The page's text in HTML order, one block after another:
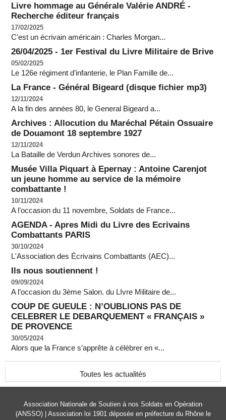
Livre hommage au Générale Valérie ANDRÉ -
Recherche éditeur français
17/02/2025
C'est un écrivain américain : Charles Morgan...
26/04/2025 - 1er Festival du Livre Militaire de Brive
05/02/2025
Le 126e régiment d’infanterie, le Plan Famille de...
La France - Général Bigeard (disque fichier mp3)
12/11/2024
A la fin des années 80, le General Bigeard a...
Archives : Allocution du Maréchal Pétain Ossuaire
de Douamont 18 septembre 1927
12/11/2024
La Bataille de Verdun Archives sonores de...
Musée Villa Piquart à Epernay : Antoine Carenjot
un jeune homme au service de la mémoire
combattante !
10/11/2024
A l’occasion du 11 novembre, Soldats de France...
AGENDA - Apres Midi du Livre des Ecrivains
Combattants PARIS
30/10/2024
L'Association des Écrivains Combattants (AEC)...
Ils nous soutiennent !
09/09/2024
A l’occasion du 3ème Salon. du LIvre Militaire de...
COUP DE GUEULE : N’OUBLIONS PAS DE
CELEBRER LE DEBARQUEMENT « FRANÇAIS »
DE PROVENCE
30/05/2024
Alors que la France s’apprête à célébrer en «...
Toutes les actualités
Association Nationale de Soutien à nos Soldats en Opération
(ANSSO) | Association loi 1901 déposée en préfecture du Rhône le